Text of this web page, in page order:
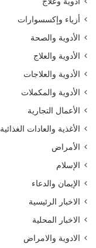
أزياء وإكسسوارات
الأدوية والصحة
الأدوية والعلاج
الأدوية والعلاجات
الأدوية والمكملات
الأعمال التجارية
الأغذية والعادات الغذائية
الأمراض
الإسلام
الإيمان والدعاء
الاخبار الرئيسية
الاخبار المحلية
الادوية والامراض